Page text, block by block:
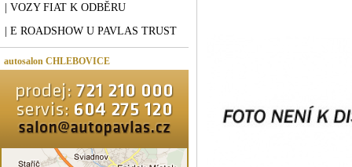
| VOZY FIAT K ODBĚRU
| E ROADSHOW U PAVLAS TRUST
autosalon CHLEBOVICE